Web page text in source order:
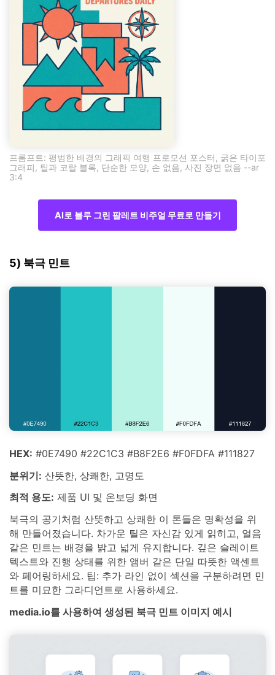
프롬프트: 평범한 배경의 그래픽 여행 프로모션 포스터, 굵은 타이포
그래피, 틸과 코랄 블록, 단순한 모양, 손 없음, 사진 장면 없음 --ar
3:4
AI로 블루 그린 팔레트 비주얼 무료로 만들기
5) 북극 민트
HEX: #0E7490 #22C1C3 #B8F2E6 #F0FDFA #111827
분위기: 산뜻한, 상쾌한, 고명도
최적 용도: 제품 UI 및 온보딩 화면
북극의 공기처럼 산뜻하고 상쾌한 이 톤들은 명확성을 위
해 만들어졌습니다. 차가운 틸은 자신감 있게 읽히고, 얼음
같은 민트는 배경을 밝고 넓게 유지합니다. 깊은 슬레이트
텍스트와 진행 상태를 위한 앰버 같은 단일 따뜻한 액센트
와 페어링하세요. 팁: 추가 라인 없이 섹션을 구분하려면 민
트를 미묘한 그라디언트로 사용하세요.
media.io를 사용하여 생성된 북극 민트 이미지 예시